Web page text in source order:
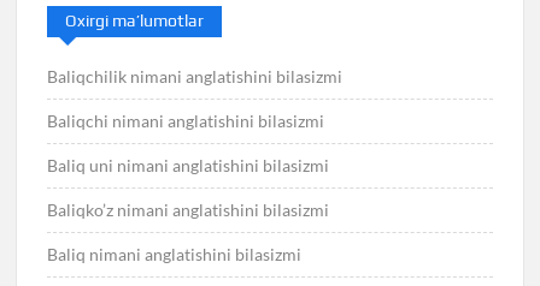
Oxirgi ma’lumotlar
Baliqchilik nimani anglatishini bilasizmi
Baliqchi nimani anglatishini bilasizmi
Baliq uni nimani anglatishini bilasizmi
Baliqko’z nimani anglatishini bilasizmi
Baliq nimani anglatishini bilasizmi